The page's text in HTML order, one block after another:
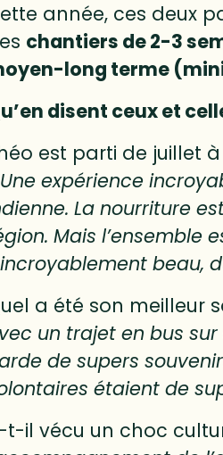
année, ces deux
chantiers de 2-3
long terme
disent ceux et
est parti de juillet
Une expérience
La nourriture
Mais l’ensemble
incroyablement beau,
a été son meilleur
un trajet en bus
de supers
étaient de
t-il vécu un choc